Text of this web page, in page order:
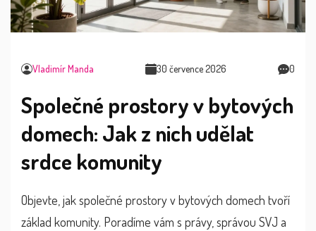
Vladimír Manda 30 července 2026 0
Společné prostory v bytových
domech: Jak z nich udělat
srdce komunity
Objevte, jak společné prostory v bytových domech tvoří
základ komunity. Poradíme vám s právy, správou SVJ a